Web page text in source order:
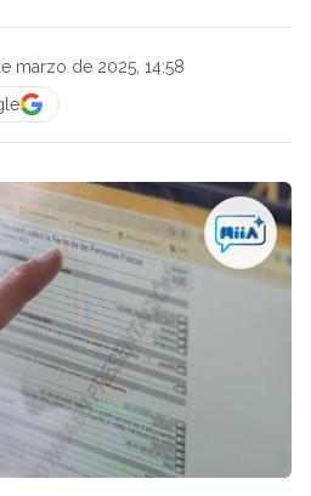
marzo de 2025, 14:58